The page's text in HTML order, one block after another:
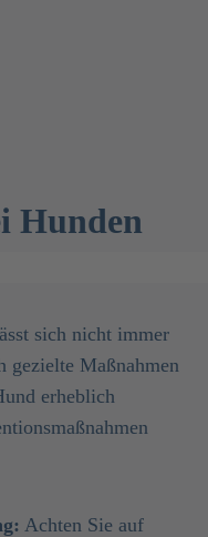
Hunden
sich nicht immer
gezielte Maßnahmen
erheblich
Achten Sie auf